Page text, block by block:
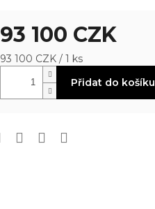
93 100 CZK
Měrná
93 100 CZK / 1 ks
Přidat do košíku